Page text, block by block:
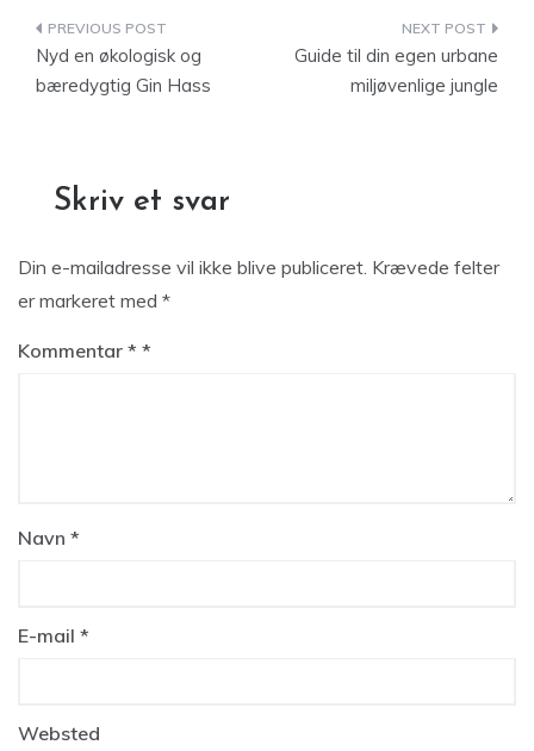
Indlægsnavigation
Nyd en økologisk og
bæredygtig Gin Hass
Guide til din egen urbane
miljøvenlige jungle
Skriv et svar
Din e-mailadresse vil ikke blive publiceret. Krævede felter
er markeret med *
Kommentar *
Navn *
E-mail *
Websted